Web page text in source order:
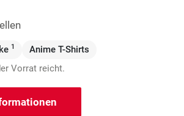
1 Anime T-Shirts
Vorrat reicht.